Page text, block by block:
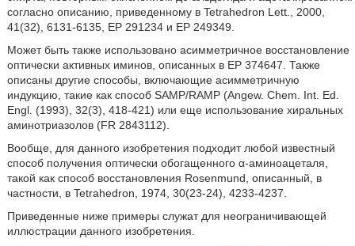
согласно описанию, приведенному в Tetrahedron Lett., 2000,
41(32), 6131-6135, ЕР 291234 и ЕР 249349.
Может быть также использовано асимметричное восстановление
оптически активных иминов, описанных в ЕР 374647. Также
описаны другие способы, включающие асимметричную
индукцию, такие как способ SAMP/RAMP (Angew. Chem. Int. Ed.
Engl. (1993), 32(3), 418-421) или еще использование хиральных
аминотриазолов (FR 2843112).
Вообще, для данного изобретения подходит любой известный
способ получения оптически обогащенного α-аминоацеталя,
такой как способ восстановления Rosenmund, описанный, в
частности, в Tetrahedron, 1974, 30(23-24), 4233-4237.
Приведенные ниже примеры служат для неограничивающей
иллюстрации данного изобретения.